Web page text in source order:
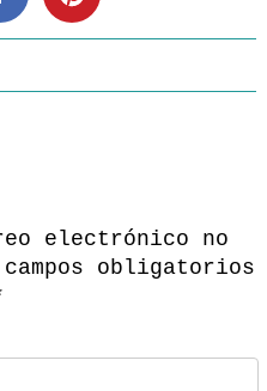
electrónico no
campos obligatorios